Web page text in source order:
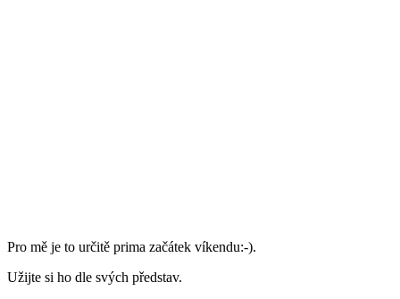
Pro mě je to určitě prima začátek víkendu:-).
Užijte si ho dle svých představ.